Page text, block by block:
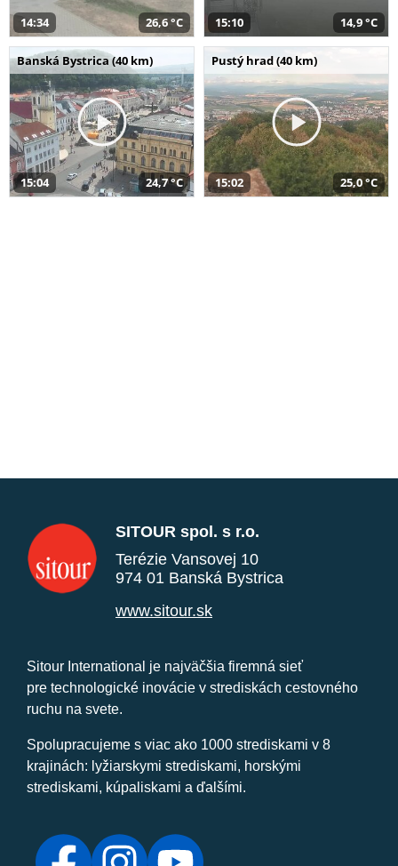
14:34 26,6 °C 15:10 14,9 °C
Banská Bystrica (40 km)
15:04 24,7 °C
Pustý hrad (40 km)
15:02 25,0 °C
SITOUR spol. s r.o.
Terézie Vansovej 10
974 01 Banská Bystrica
www.sitour.sk
Sitour International je najväčšia firemná sieť
pre technologické inovácie v strediskách cestovného
ruchu na svete.
Spolupracujeme s viac ako 1000 strediskami v 8
krajinách: lyžiarskymi strediskami, horskými
strediskami, kúpaliskami a ďalšími.